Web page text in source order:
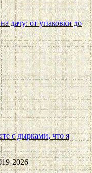
дачу: от упаковки до
с дырками, что я
2026